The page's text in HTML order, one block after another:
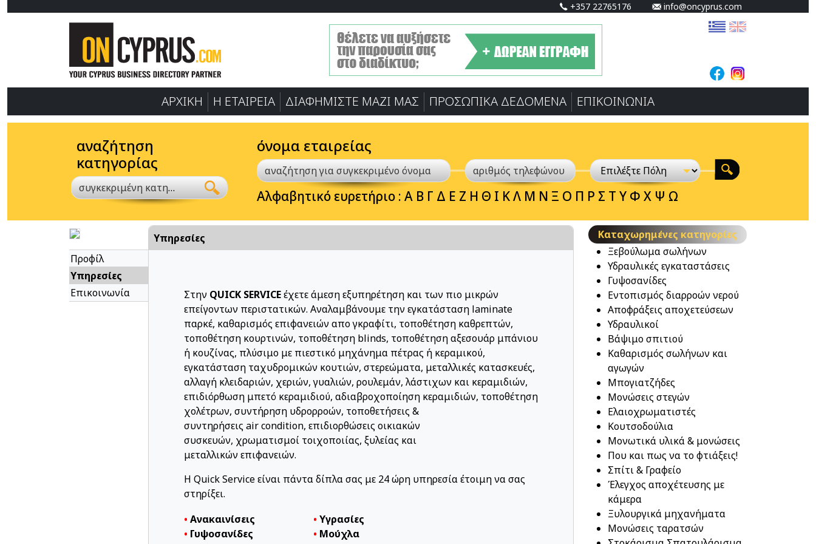
+357 22765176 info@oncyprus.com
ΑΡΧΙΚΗ Η ΕΤΑΙΡΕΙΑ ΔΙΑΦΗΜΙΣΤΕ ΜΑΖΙ ΜΑΣ ΠΡΟΣΩΠΙΚA ΔΕΔΟΜΕΝA ΕΠΙΚΟΙΝΩΝΙΑ
αναζήτηση
κατηγορίας
συγκεκριμένη κατηγορία
όνομα εταιρείας
Αλφαβητικό ευρετήριο : Α Β Γ Δ Ε Ζ Η Θ Ι ΚΛ Μ Ν Ξ Ο Π Ρ Σ Τ Υ Φ Χ Ψ Ω
Προφίλ
Υπηρεσίες
Επικοινωνία
Υπηρεσίες
Στην QUICK SERVICEέχετε άμεση εξυπηρέτηση και των πιο μικρών
επείγοντων περιστατικών. Αναλαμβάνουμε την εγκατάσταση laminate
παρκέ, καθαρισμός επιφανειών απο γκραφίτι, τοποθέτηση καθρεπτών,
τοποθέτηση κουρτινών, τοποθέτηση blinds, τοποθέτηση αξεσουάρ μπάνιου
ή κουζίνας, πλύσιμο με πιεστικό μηχάνημα πέτρας ή κεραμικού,
εγκατάσταση ταχυδρομικών κουτιών, στερεώματα, μεταλλικές κατασκευές,
αλλαγή κλειδαριών, χεριών, γυαλιών, ρουλεμάν, λάστιχων και κεραμιδιών,
επιδιόρθωση μπετό κεραμιδιού, αδιαβροχοποίηση κεραμιδιών, τοποθέτηση
χολέτρων, συντήρηση υδρορροών, τοποθετήσεις &
συντηρήσεις air condition, επιδιορθώσεις οικιακών
συσκευών, χρωματισμοί τοιχοποιίας, ξυλείας και
μεταλλικών επιφανειών.
Η Quick Service είναι πάντα δίπλα σας με 24 ώρη υπηρεσία έτοιμη να σας
στηρίξει.
• Ανακαινίσεις
• Γυψοσανίδες
• Υγρασίες
• Μούχλα
Καταχωρημένες κατηγορίες
Ξεβούλωμα σωλήνων
Υδραυλικές εγκαταστάσεις
Γυψοσανίδες
Εντοπισμός διαρροών νερού
Αποφράξεις αποχετεύσεων
Υδραυλικοί
Βάψιμο σπιτιού
Καθαρισμός σωλήνων και
αγωγών
Μπογιατζήδες
Μονώσεις στεγών
Ελαιοχρωματιστές
Κουτσοδούλια
Μονωτικά υλικά & μονώσεις
Που και πως να το φτιάξεις!
Σπίτι & Γραφείο
Έλεγχος αποχέτευσης με
κάμερα
Ξυλουργικά μηχανήματα
Μονώσεις ταρατσών